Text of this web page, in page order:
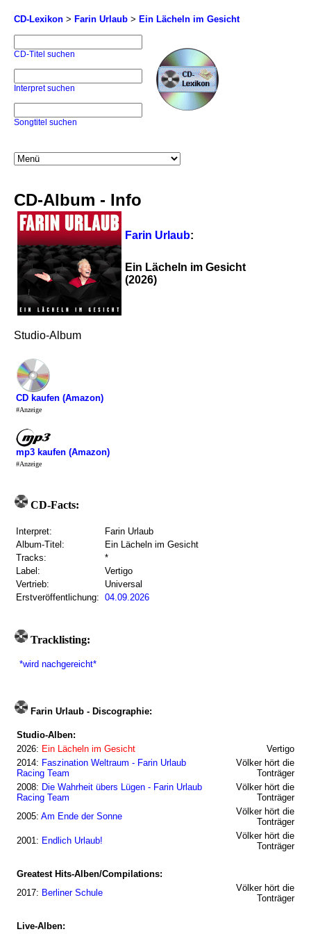
CD-Lexikon > Farin Urlaub > Ein Lächeln im Gesicht
CD-Titel suchen
Interpret suchen
Songtitel suchen
CD-Album - Info
Farin Urlaub:
Ein Lächeln im Gesicht
(2026)
Studio-Album
CD kaufen (Amazon)
#Anzeige
mp3 kaufen (Amazon)
#Anzeige
CD-Facts:
Interpret:
Farin Urlaub
Album-Titel:
Ein Lächeln im Gesicht
Tracks:
*
Label:
Vertigo
Vertrieb:
Universal
Erstveröffentlichung: 04.09.2026
Tracklisting:
*wird nachgereicht*
Farin Urlaub - Discographie:
Studio-Alben:
2026: Ein Lächeln im Gesicht
Vertigo
2014: Faszination Weltraum - Farin Urlaub
Racing Team
Völker hört die
Tonträger
2008: Die Wahrheit übers Lügen - Farin Urlaub
Racing Team
Völker hört die
Tonträger
2005: Am Ende der Sonne
Völker hört die
Tonträger
2001: Endlich Urlaub!
Völker hört die
Tonträger
Greatest Hits-Alben/Compilations:
2017: Berliner Schule
Völker hört die
Tonträger
Live-Alben: